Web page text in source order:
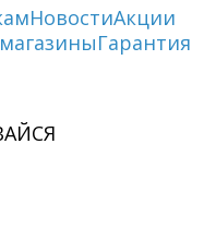
НовостиАкции
Гарантия